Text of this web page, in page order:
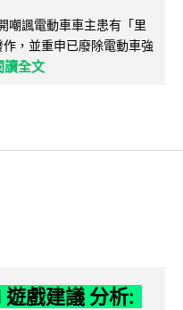
嘲諷電動車車主患有「里
，並重申已廢除電動車強
讀全文
戲建議 分析: